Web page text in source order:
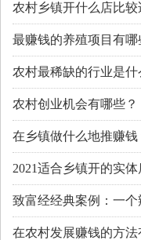
农村乡镇开什么店比较
最赚钱的养殖项目有哪
农村最稀缺的行业是什
农村创业机会有哪些？
在乡镇做什么地推赚
2021适合乡镇开的实
致富经经典案例：一个
在农村发展赚钱的方法